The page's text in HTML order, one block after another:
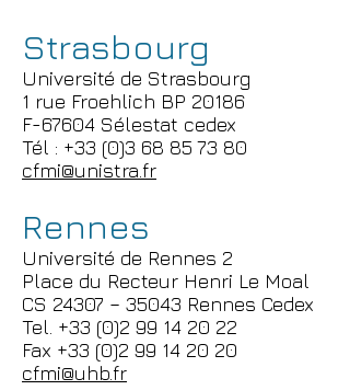
Strasbourg
Université de Strasbourg
1 rue Froehlich BP 20186
F-67604 Sélestat cedex
Tél : +33 (0)3 68 85 73 80
cfmi@unistra.fr
Rennes
Université de Rennes 2
Place du Recteur Henri Le Moal
CS 24307 – 35043 Rennes Cedex
Tel. +33 (0)2 99 14 20 22
Fax +33 (0)2 99 14 20 20
cfmi@uhb.fr